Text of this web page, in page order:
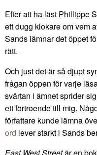
Efter att ha läst Phillippe
ett dugg klokare om vem
Sands lämnar det öppet
rätt.
Och just det är så djupt
frågan öppen för varje
svärtan i ämnet sprider
ett förtroende till mig.
författare kunde lämna
ord lever starkt i Sands
East West Streetär en